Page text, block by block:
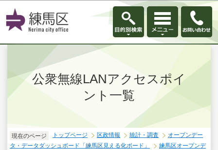
このページの本文へ移動
公衆無線LANアクセスポイ
ント一覧
現在のページ トップページ 区政情報 統計・調査
オープンデー
タ・データダッシュボード「練馬区見える化ボード」
練馬区オープンデ